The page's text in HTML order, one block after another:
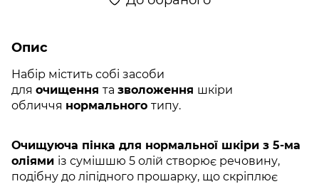
Опис
Набір містить собі засоби
для очищення та зволоження шкіри
обличчя нормального типу.
Очищуюча пінка для нормальної шкіри з 5-ма
оліями із сумішшю 5 олій створює речовину,
подібну до ліпідного прошарку, що скріплює